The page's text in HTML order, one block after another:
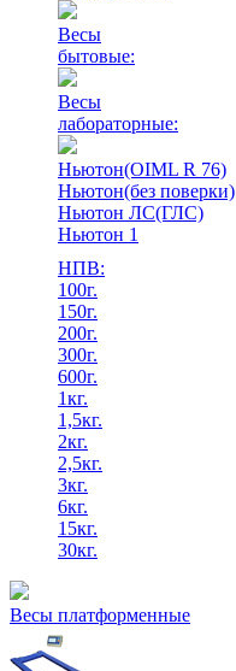
Весы
бытовые:
Весы
лабораторные:
Ньютон(OIML R 76)
Ньютон(без поверки)
Ньютон ЛС(ГЛС)
Ньютон 1
НПВ:
100г.
150г.
200г.
300г.
600г.
1кг.
1,5кг.
2кг.
2,5кг.
3кг.
6кг.
15кг.
30кг.
Весы платформенные